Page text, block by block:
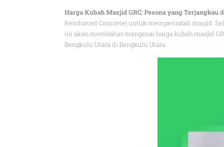
Harga Kubah Masjid GRC: Pesona yang Terjangkau
Reinforced Concrete) untuk memperindah masjid.
ini akan membahas mengenai harga kubah masjid
Bengkulu Utara di Bengkulu Utara.